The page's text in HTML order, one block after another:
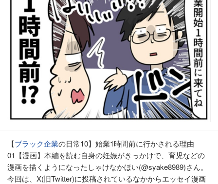
【ブラック企業の日常10】始業1時間前に行かされる理由
01【漫画】本編を読む自身の妊娠がきっかけで、育児などの
漫画を描くようになったしゃけなかほい(@syake8989)さん。
今回は、X(旧Twitter)に投稿されているなかからエッセイ漫画